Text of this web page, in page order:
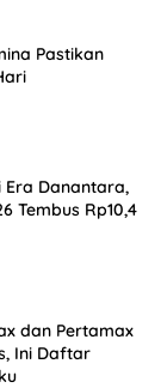
Pastikan
Era Danantara,
Tembus Rp10,4
dan Pertamax
Ini Daftar